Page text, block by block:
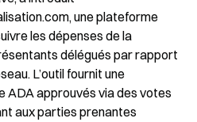
une plateforme
les dépenses de la
délégués par rapport
L’outil fournit une
ADA approuvés via des votes
aux parties prenantes